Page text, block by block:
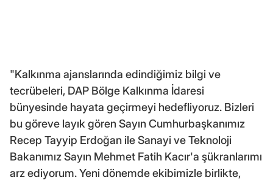
"Kalkınma ajanslarında edindiğimiz bilgi ve
tecrübeleri, DAP Bölge Kalkınma İdaresi
bünyesinde hayata geçirmeyi hedefliyoruz. Bizleri
bu göreve layık gören Sayın Cumhurbaşkanımız
Recep Tayyip Erdoğan ile Sanayi ve Teknoloji
Bakanımız Sayın Mehmet Fatih Kacır'a şükranlarımı
arz ediyorum. Yeni dönemde ekibimizle birlikte,